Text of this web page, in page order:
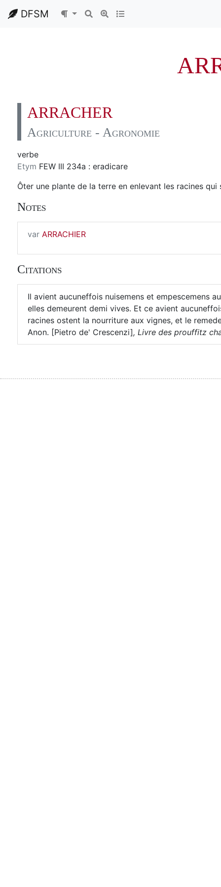
DFSM
ARRACHER
Agriculture - Agronomie
verbe
Etym FEW III 234a : eradicare
Ôter une plante de la terre en enlevant les racines
Notes
var ARRACHIER
Citations
Il avient aucuneffois nuisemens et empescemens
elles demeurent demi vives. Et ce avient
racines ostent la nourriture aux vignes, et le
Anon. [Pietro de' Crescenzi], Livre des prouffitz